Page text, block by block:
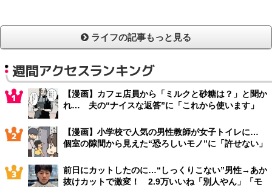
ライフの記事もっと見る
週間アクセスランキング
【漫画】カフェ店員から「ミルクと砂糖は？」と聞か
れ… 夫の“ナイスな返答”に「これから使います」
【漫画】小学校で人気の男性教師が女子トイレに…
個室の隙間から見えた“恐ろしいモノ”に「許せない」
前日にカットしたのに…“しっくりこない”男性→あか
抜けカットで激変！ 2.9万いいね「別人やん」「モ